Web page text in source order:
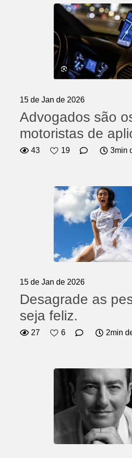
15 de Jan de 2026
Advogados são
motoristas de
43 19 3min
15 de Jan de 2026
Desagrade as
seja feliz.
27 6 2min